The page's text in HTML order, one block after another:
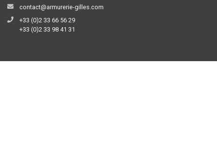
contact@armurerie-gilles.com
+33 (0)2 33 66 56 29
+33 (0)2 33 98 41 31